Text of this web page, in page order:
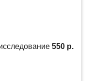
550 р.